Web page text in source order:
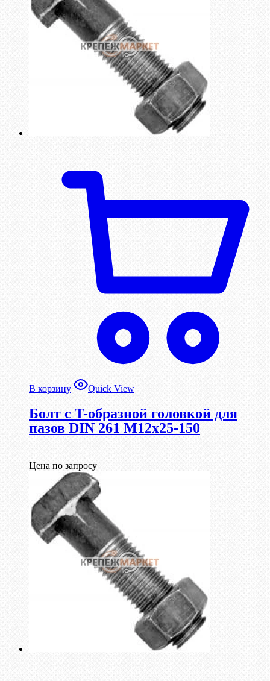
В корзину Quick View
Болт с T-образной головкой для
пазов DIN 261 М12х25-150
Цена по запросу